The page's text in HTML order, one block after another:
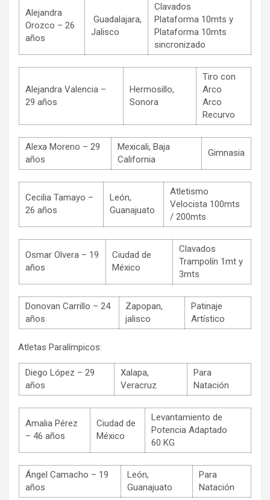
Alejandra
Orozco – 26
años
Guadalajara,
Jalisco
Clavados
Plataforma 10mts y
Plataforma 10mts
sincronizado
Alejandra Valencia –
29 años
Hermosillo,
Sonora
Tiro con
Arco
Arco
Recurvo
Alexa Moreno – 29
años
Mexicali, Baja
California
Gimnasia
Cecilia Tamayo –
26 años
León,
Guanajuato
Atletismo
Velocista 100mts
/ 200mts
Osmar Olvera – 19
años
Ciudad de
México
Clavados
Trampolín 1mt y
3mts
Donovan Carrillo – 24
años
Zapopan,
jalisco
Patinaje
Artístico
Atletas Paralímpicos:
Diego López – 29
años
Xalapa,
Veracruz
Para
Natación
Amalia Pérez
– 46 años
Ciudad de
México
Levantamiento de
Potencia Adaptado
60 KG
Ángel Camacho – 19
años
León,
Guanajuato
Para
Natación